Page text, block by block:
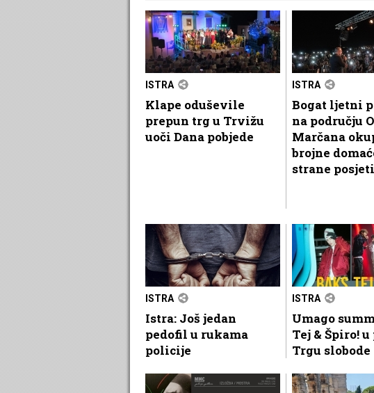
ISTRA
Klape oduševile
prepun trg u Trvižu
uoči Dana pobjede
ISTRA
Bogat ljetni
na području
Marčana
brojne
strane
ISTRA
Istra: Još jedan
pedofil u rukama
policije
ISTRA
Umago
Tej & Špiro!
Trgu slobode